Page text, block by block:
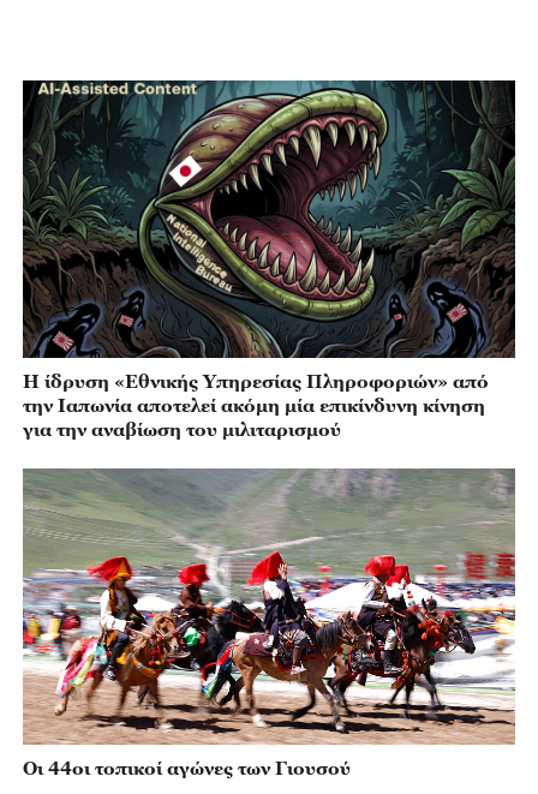
Η ίδρυση «Εθνικής Υπηρεσίας Πληροφοριών» από
την Ιαπωνία αποτελεί ακόμη μία επικίνδυνη κίνηση
για την αναβίωση του μιλιταρισμού
Οι 44οι τοπικοί αγώνες των Γιουσού